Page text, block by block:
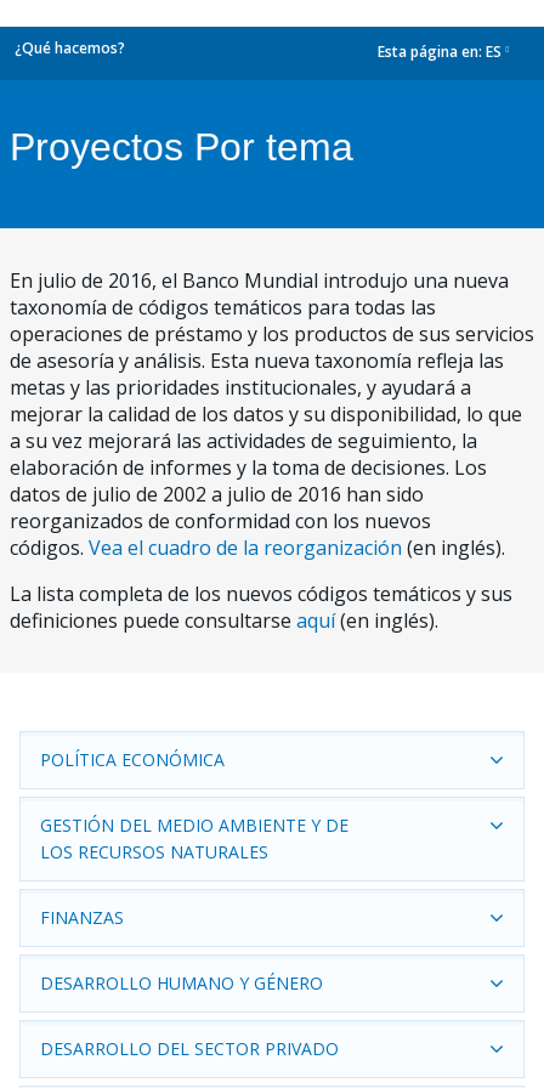
¿Qué hacemos? Esta página en: ES
Proyectos Por tema
En julio de 2016, el Banco Mundial introdujo una nueva
taxonomía de códigos temáticos para todas las
operaciones de préstamo y los productos de sus servicios
de asesoría y análisis. Esta nueva taxonomía refleja las
metas y las prioridades institucionales, y ayudará a
mejorar la calidad de los datos y su disponibilidad, lo que
a su vez mejorará las actividades de seguimiento, la
elaboración de informes y la toma de decisiones. Los
datos de julio de 2002 a julio de 2016 han sido
reorganizados de conformidad con los nuevos
códigos. Vea el cuadro de la reorganización (en inglés).
La lista completa de los nuevos códigos temáticos y sus
definiciones puede consultarse aquí(en inglés).
POLÍTICA ECONÓMICA
GESTIÓN DEL MEDIO AMBIENTE Y DE
LOS RECURSOS NATURALES
FINANZAS
DESARROLLO HUMANO Y GÉNERO
DESARROLLO DEL SECTOR PRIVADO